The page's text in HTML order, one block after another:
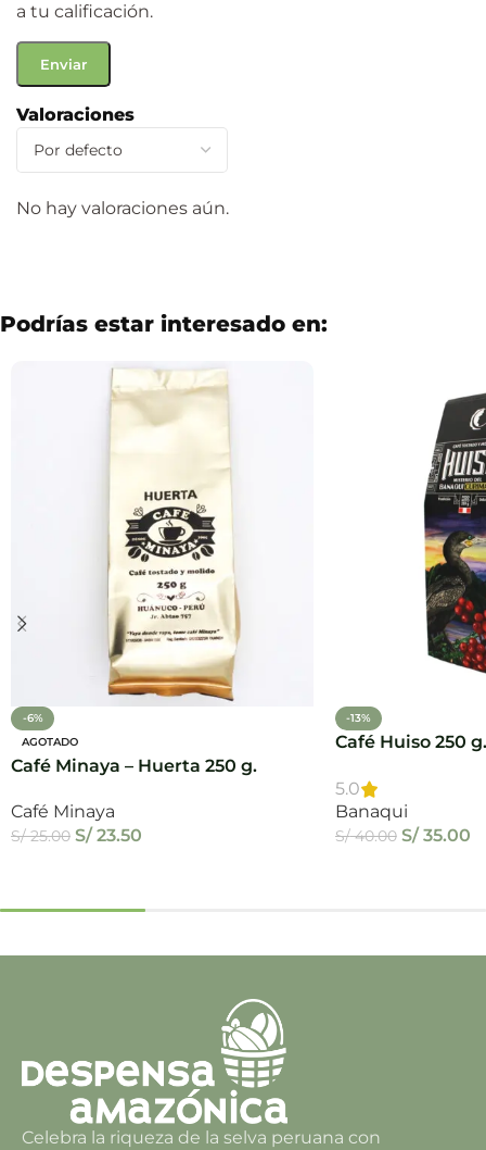
Valoraciones
No hay valoraciones aún.
a tu calificación.
Podrías estar interesado en:
-6%
AGOTADO
Café Minaya – Huerta 250 g.
Café Minaya
S/25.00 S/ 23.50
-13%
Café Huiso 250 g.
5.0
Banaqui
S/40.00 S/35.00
Celebra la riqueza de la selva peruana con